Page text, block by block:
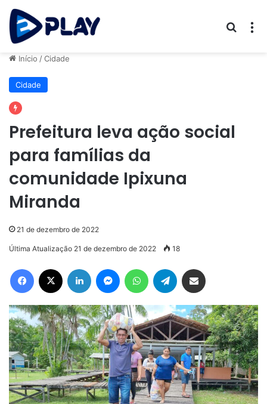
Início /Cidade
Cidade
Prefeitura leva ação social
para famílias da
comunidade Ipixuna
Miranda
21 de dezembro de 2022
Última Atualização 21 de dezembro de 2022 18
Facebook Linkedin MessengerWhatsAppTelegram